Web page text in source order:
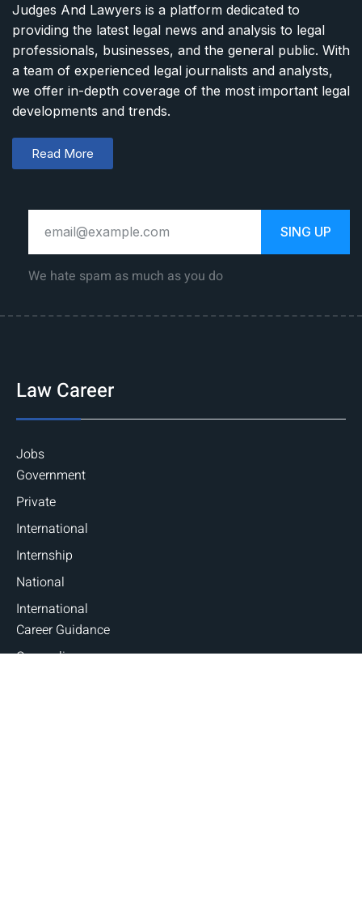
Judges And Lawyers is a platform dedicated to
providing the latest legal news and analysis to legal
professionals, businesses, and the general public. With
a team of experienced legal journalists and analysts,
we offer in-depth coverage of the most important legal
developments and trends.
Read More
SING UP
We hate spam as much as you do
Law Career
Jobs
Government
Private
International
Internship
National
International
Career Guidance
Counseling